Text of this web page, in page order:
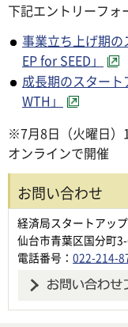
下記エントリーフォ
事業立ち上げ期
EP for SEED」
成長期のスタート
WTH」
※7月8日（火曜日）
オンラインで開催
お問い合わせ
経済局スタートアッ
仙台市青葉区国分町
電話番号： 022-214-